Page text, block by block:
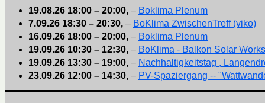
19.08.26 18:00 – 20:00, – Boklima Plenum
7.09.26 18:30 – 20:30, – BoKlima ZwischenTreff (viko)
16.09.26 18:00 – 20:00, – Boklima Plenum
19.09.26 10:30 – 12:30, – BoKlima - Balkon Solar
19.09.26 13:30 – 19:00, – Nachhaltigkeitstag ,
23.09.26 12:00 – 14:30, – PV-Spaziergang --